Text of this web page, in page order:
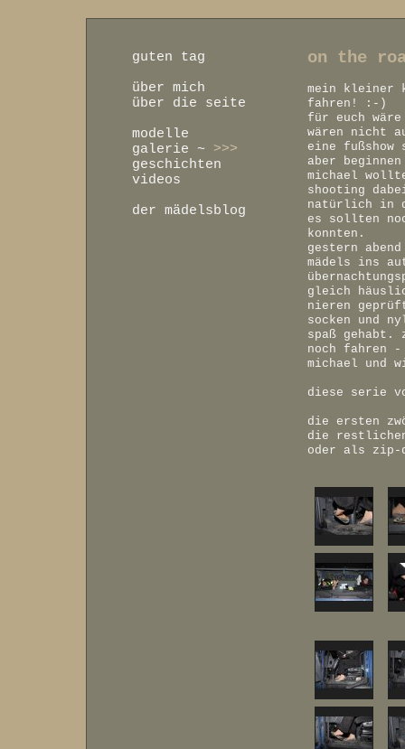
guten tag
über mich
über die seite
modelle
galerie ~ >>>
geschichten
videos
der mädelsblog
on the
mein kleiner
fahren! :-)
für euch
wären nicht
eine fußshow
aber
michael
shooting
natürlich in
es sollten
konnten.
gestern
mädels ins
gleich
nieren
socken und
spaß gehabt.
noch fahren
michael und
diese serie
die ersten
die
oder als zip-